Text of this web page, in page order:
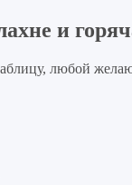
и
любой